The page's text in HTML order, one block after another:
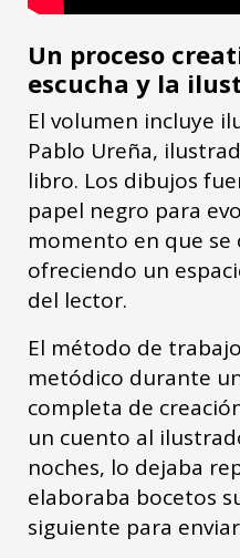
Un proceso
escucha y la
El volumen incluye
Pablo Ureña,
libro. Los dibujos
papel negro para
momento en que
ofreciendo un
del lector.
El método de
metódico durante
completa de
un cuento al
noches, lo dejaba
elaboraba bocetos
siguiente para